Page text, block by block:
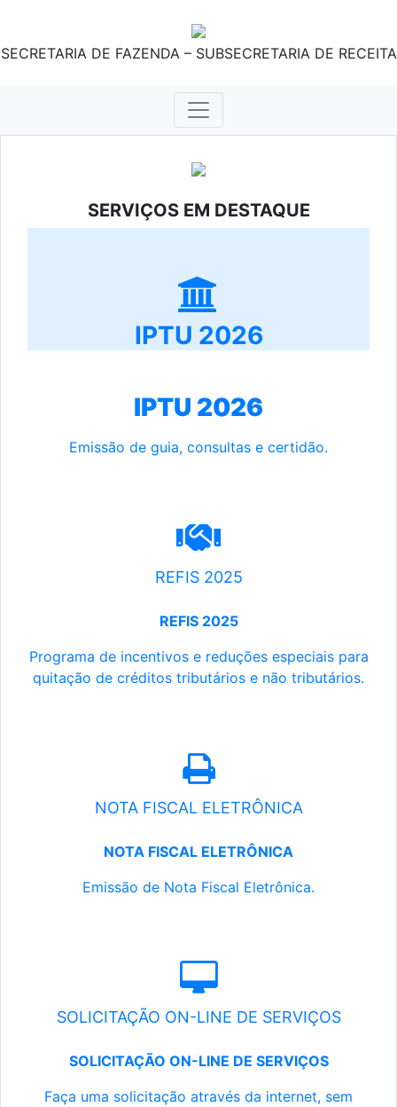
SECRETARIA DE FAZENDA – SUBSECRETARIA DE RECEITA
SERVIÇOS EM DESTAQUE
IPTU 2026
IPTU 2026
Emissão de guia, consultas e certidão.
REFIS 2025
REFIS 2025
Programa de incentivos e reduções especiais para
quitação de créditos tributários e não tributários.
NOTA FISCAL ELETRÔNICA
NOTA FISCAL ELETRÔNICA
Emissão de Nota Fiscal Eletrônica.
SOLICITAÇÃO ON-LINE DE SERVIÇOS
SOLICITAÇÃO ON-LINE DE SERVIÇOS
Faça uma solicitação através da internet, sem